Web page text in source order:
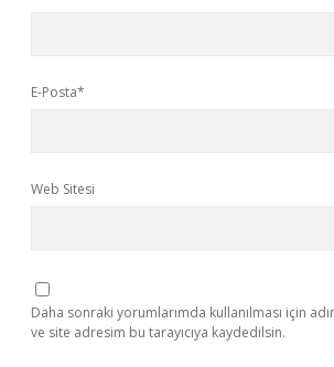
E-Posta*
Web Sitesi
Daha sonraki yorumlarımda kullanılması için
ve site adresim bu tarayıcıya kaydedilsin.